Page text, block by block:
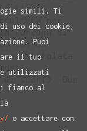
Italia i
la fortuna di
Un
intitolata
sport). Due
simili. Ti
uso dei cookie,
Puoi
il tuo
utilizzati
fianco al
o accettare con